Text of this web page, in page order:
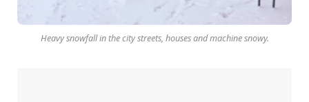
Heavy snowfall in the city streets, houses and machine snowy.